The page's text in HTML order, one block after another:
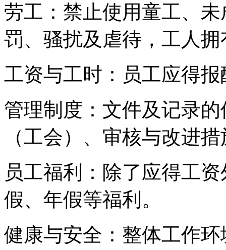
劳工：禁止使用童工、
罚、骚扰及虐待，工人
工资与工时：员工应得
管理制度：文件及记录
（工会）、审核与改进
员工福利：除了应得工
假、年假等福利。
健康与安全：整体工作